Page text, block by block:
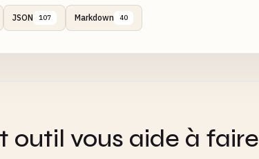
JSON 107 Markdown 40
outil vous aide à faire